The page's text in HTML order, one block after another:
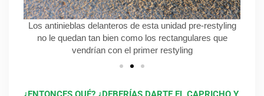
Los antinieblas delanteros de esta unidad pre-restyling
no le quedan tan bien como los rectangulares que
vendrían con el primer restyling